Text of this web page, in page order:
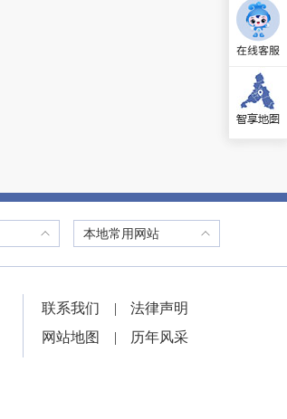
本地常用网站
联系我们 |
法律声明
网站地图
| 历年风采